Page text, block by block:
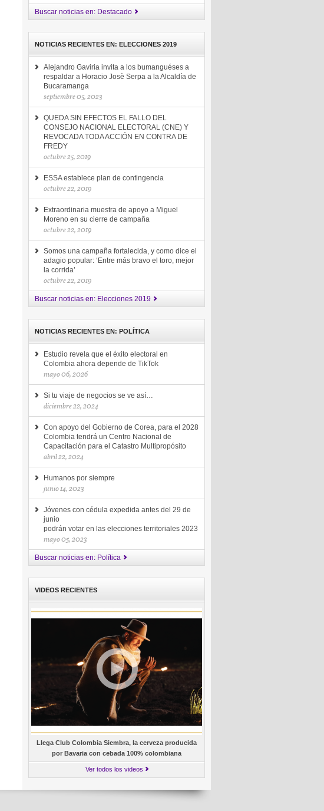
Buscar noticias en: Destacado
NOTICIAS RECIENTES EN: ELECCIONES 2019
Alejandro Gaviria invita a los bumanguéses a
respaldar a Horacio Josè Serpa a la Alcaldía de
Bucaramanga
septiembre 05, 2023
QUEDA SIN EFECTOS EL FALLO DEL
CONSEJO NACIONAL ELECTORAL (CNE) Y
REVOCADA TODA ACCIÓN EN CONTRA DE
FREDY
octubre 25, 2019
ESSA establece plan de contingencia
octubre 22, 2019
Extraordinaria muestra de apoyo a Miguel
Moreno en su cierre de campaña
octubre 22, 2019
Somos una campaña fortalecida, y como dice el
adagio popular: ‘Entre más bravo el toro, mejor
la corrida’
octubre 22, 2019
Buscar noticias en: Elecciones 2019
NOTICIAS RECIENTES EN: POLÍTICA
Estudio revela que el éxito electoral en
Colombia ahora depende de TikTok
mayo 06, 2026
Si tu viaje de negocios se ve así…
diciembre 22, 2024
Con apoyo del Gobierno de Corea, para el 2028
Colombia tendrá un Centro Nacional de
Capacitación para el Catastro Multipropósito
abril 22, 2024
Humanos por siempre
junio 14, 2023
Jóvenes con cédula expedida antes del 29 de
junio
podrán votar en las elecciones territoriales 2023
mayo 05, 2023
Buscar noticias en: Política
VIDEOS RECIENTES
Llega Club Colombia Siembra, la cerveza producida
por Bavaria con cebada 100% colombiana
Ver todos los videos